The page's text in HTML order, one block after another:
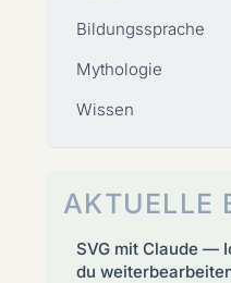
Bildungssprache
Mythologie
Wissen
AKTUELLE
SVG mit Claude —
du